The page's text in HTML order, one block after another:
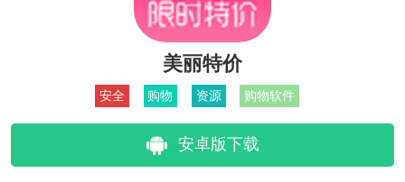
美丽特价
安全 购物 资源 购物软件
安卓版下载